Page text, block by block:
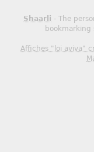
Shaarli - The
Affiches "loi aviva"